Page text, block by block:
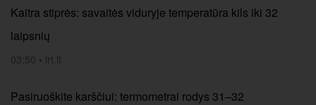
Kaitra stiprės: savaitės viduryje temperatūra kils iki 32
laipsnių
03:50 • lrt.lt
Pasiruoškite karščiui: termometrai rodys 31–32